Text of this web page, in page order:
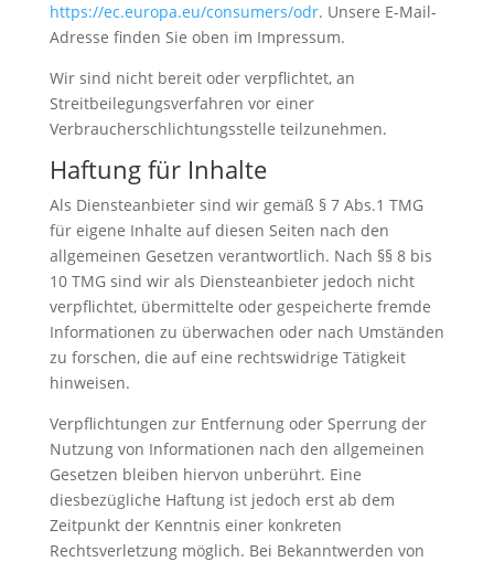
https://ec.europa.eu/consumers/odr. Unsere E-Mail-
Adresse finden Sie oben im Impressum.
Wir sind nicht bereit oder verpflichtet, an
Streitbeilegungsverfahren vor einer
Verbraucherschlichtungsstelle teilzunehmen.
Haftung für Inhalte
Als Diensteanbieter sind wir gemäß § 7 Abs.1 TMG
für eigene Inhalte auf diesen Seiten nach den
allgemeinen Gesetzen verantwortlich. Nach §§ 8 bis
10 TMG sind wir als Diensteanbieter jedoch nicht
verpflichtet, übermittelte oder gespeicherte fremde
Informationen zu überwachen oder nach Umständen
zu forschen, die auf eine rechtswidrige Tätigkeit
hinweisen.
Verpflichtungen zur Entfernung oder Sperrung der
Nutzung von Informationen nach den allgemeinen
Gesetzen bleiben hiervon unberührt. Eine
diesbezügliche Haftung ist jedoch erst ab dem
Zeitpunkt der Kenntnis einer konkreten
Rechtsverletzung möglich. Bei Bekanntwerden von